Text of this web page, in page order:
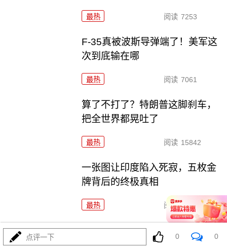
最热 阅读 7253
F-35真被波斯导弹端了！美军这
次到底输在哪
最热 阅读 7061
算了不打了？特朗普这脚刹车，
把全世界都晃吐了
最热 阅读 15842
一张图让印度陷入死寂，五枚金
牌背后的终极真相
最热 阅读 10998
上将一封信捅破天！美军五艘驱
逐舰要盖三口锅！
点评一下 0 0